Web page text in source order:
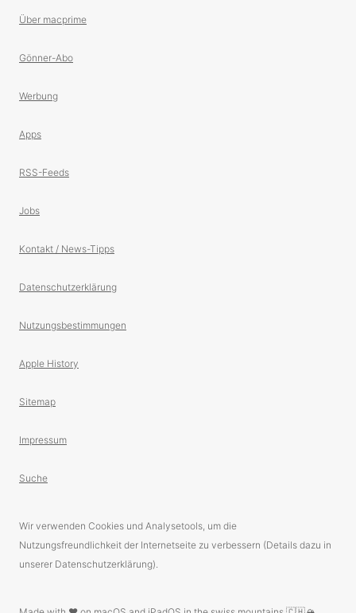
Über macprime
Gönner-Abo
Werbung
Apps
RSS-Feeds
Jobs
Kontakt / News-Tipps
Datenschutzerklärung
Nutzungsbestimmungen
Apple History
Sitemap
Impressum
Suche
Wir verwenden Cookies und Analysetools, um die
Nutzungsfreundlichkeit der Internetseite zu verbessern (Details dazu in
unserer Datenschutzerklärung).